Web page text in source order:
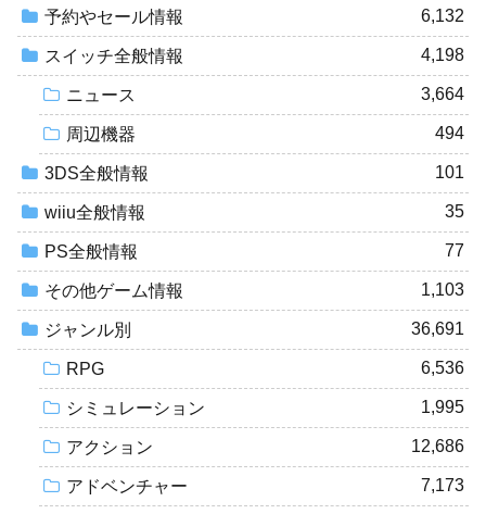
予約やセール情報 6,132
スイッチ全般情報 4,198
ニュース 3,664
周辺機器 494
3DS全般情報 101
wiiu全般情報 35
PS全般情報 77
その他ゲーム情報 1,103
ジャンル別 36,691
RPG 6,536
シミュレーション 1,995
アクション 12,686
アドベンチャー 7,173